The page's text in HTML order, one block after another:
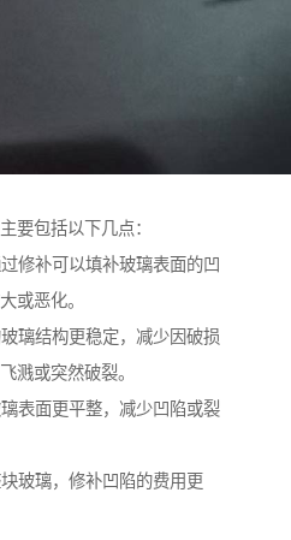
要包括以下几点：
修补可以填补玻璃表面的凹
或恶化。
璃结构更稳定，减少因破损
溅或突然破裂。
表面更平整，减少凹陷或裂
玻璃，修补凹陷的费用更